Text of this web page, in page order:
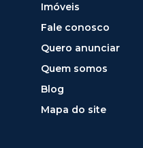
Imóveis
Fale conosco
Quero anunciar
Quem somos
Blog
Mapa do site